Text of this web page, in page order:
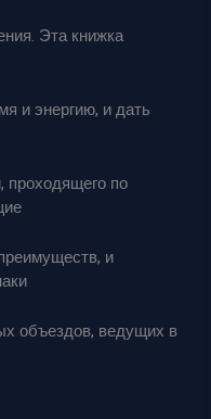
Эта книжка
и энергию, и дать
проходящего по
и
объездов, ведущих в